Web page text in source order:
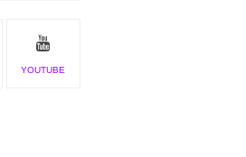
YOUTUBE